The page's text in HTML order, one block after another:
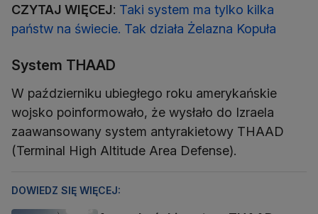
CZYTAJ WIĘCEJ: Taki system ma tylko kilka
państw na świecie. Tak działa Żelazna Kopuła
System THAAD
W październiku ubiegłego roku amerykańskie
wojsko poinformowało, że wysłało do Izraela
zaawansowany system antyrakietowy THAAD
(Terminal High Altitude Area Defense).
DOWIEDZ SIĘ WIĘCEJ: